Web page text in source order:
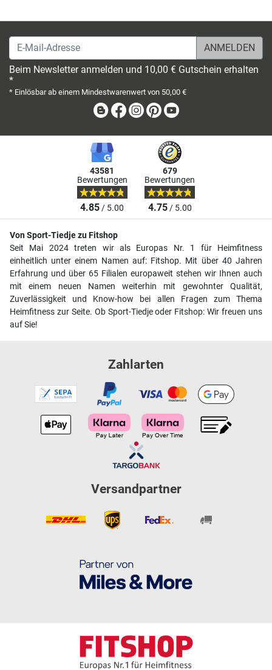
E-Mail-Adresse
Beim Newsletter anmelden und 10,00 € Gutschein erhalten
*
* Einlösbar ab einem Mindestwarenwert von 50,00 €
BlogFacebook
Instagram
Pinterest
43581
Bewertungen
4.85/ 5.00
679
Bewertungen
4.75/ 5.00
Von Sport-Tiedje zu Fitshop
Seit Mai 2024 treten wir als Europas Nr. 1 für Heimfitness
einheitlich unter einem Namen auf: Fitshop. Mit über 40 Jahren
Erfahrung und über 65 Filialen europaweit stehen wir Ihnen auch
mit einem neuen Namen weiterhin mit gewohnter Qualität,
Zuverlässigkeit und Know-how bei allen Fragen zum Thema
Heimfitness zur Seite. Ob Sport-Tiedje oder Fitshop: Wir freuen uns
auf Sie!
Zahlarten
Versandpartner